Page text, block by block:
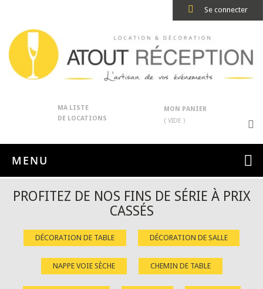
Se connecter
MA LISTE
DE LOCATIONS
MON PANIER
( VIDE )
MENU
PROFITEZ DE NOS FINS DE SÉRIE À PRIX
CASSÉS
DÉCORATION DE TABLE DÉCORATION DE SALLE
NAPPE VOIE SÈCHE CHEMIN DE TABLE